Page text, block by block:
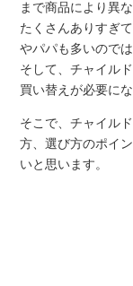
まで商品により異な
たくさんありすぎ
やパパも多いので
そして、チャイル
買い替えが必要に
そこで、チャイル
方、選び方のポイ
いと思います。